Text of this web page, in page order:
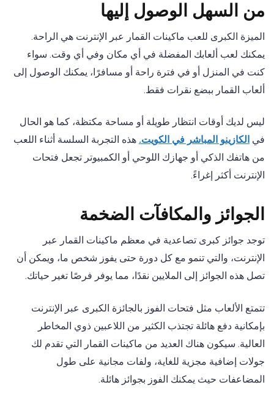
من السهل الوصول إليها
الميزة الكبرى للعب ماكينات القمار عبر الإنترنت هي الراحة.
يمكنك لعب ألعابك المفضلة في أي مكان وفي أي وقت. سواء
كنت في المنزل أو في فترة راحة أو مسافرًا، يمكنك الوصول إلى
ألعاب القمار ببضع نقرات فقط.
ليس لديك أوقات انتظار طويلة أو مساحة مكتظة، كما هو الحال
في الكازينو المباشر في الكويت. هذه التجربة السلسة أثناء اللعب
من هاتفك الذكي أو جهازك اللوحي أو الكمبيوتر تجعل فتحات
الإنترنت أكثر إغراءً.
الجوائز والمكافآت الضخمة
توجد جوائز كبرى تصاعدية في معظم ماكينات القمار عبر
الإنترنت، والتي تنمو مع كل دورة حتى يفوز شخص ما، ويمكن أن
تصل هذه الجوائز إلى الملايين نقدًا، مما يوفر فرصًا تغير حياتك.
تتمتع الألعاب مثل فتحات الفوز بالجائزة الكبرى عبر الإنترنت
بإمكانية دفع هائلة تجتذب الكثير من اللاعبين ذوي المخاطر
العالية. سيكون هناك العديد من ماكينات القمار التي تقدم لك
جولات إضافية مجزية للغاية، ولفات مجانية على طول
المضاعفات حيث يمكنك الفوز بجوائز هائلة.